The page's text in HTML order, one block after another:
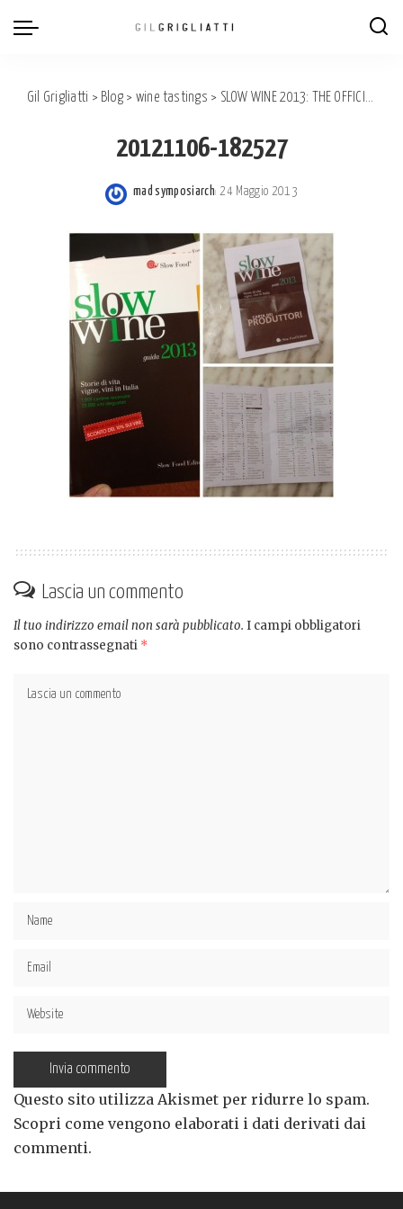
Gil Grigliatti > Blog > wine tastings > SLOW WINE 2013: THE OFFICIAL TASTING
20121106-182527
Posted
mad symposiarch 24 Maggio 2013
Lascia un commento
Il tuo indirizzo email non sarà pubblicato. I campi obbligatori
sono contrassegnati *
Questo sito utilizza Akismet per ridurre lo spam.
Scopri come vengono elaborati i dati derivati dai
commenti.